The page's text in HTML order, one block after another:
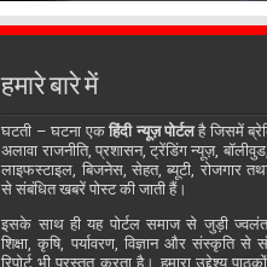
हमारे बारे में
घटती – घटना एकहिंदी न्यूज़ पोर्टलहै जिसमें
अलावा राजनीति, प्रशासन, ट्रेंडिंग न्यूज़,
लाइफस्टाइल, बिजनेस, सेहत, ब्यूटी, रोजगार
से संबंधित खबरें पोस्ट की जाती हैं।
इसके साथ ही यह पोर्टल समाज से जुड़ी
शिक्षा, कृषि, पर्यावरण, विज्ञान और संस्कृति से
रिपोर्ट भी प्रस्तुत करता है। हमारा उद्देश्य